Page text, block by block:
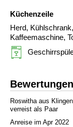
Küchenzeile
Herd,
Kaffeemaschine,
Bewertungen
Roswitha aus
verreist als Paar
Anreise im Apr 2022